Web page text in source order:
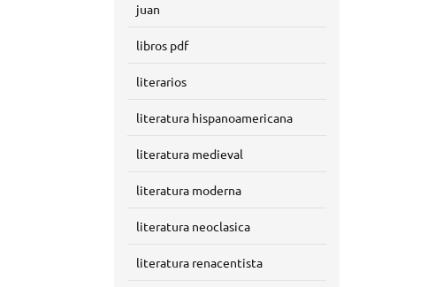
juan
libros pdf
literarios
literatura hispanoamericana
literatura medieval
literatura moderna
literatura neoclasica
literatura renacentista